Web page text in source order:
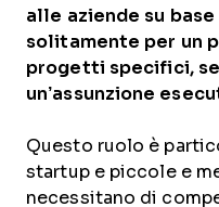
alle aziende su
solitamente per un
progetti specifici,
un’assunzione
Questo ruolo è
startup e piccole e
necessitano di